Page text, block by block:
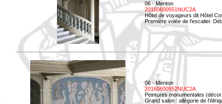
06 - Menton
20160600551NUC2A
Hôtel de voyageurs dit Hôtel
Première volée de l'escalier.
06 - Menton
20160600552NUC2A
Peintures monumentales
Grand salon : allégorie de